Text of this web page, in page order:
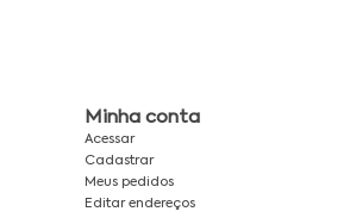
Minha conta
Acessar
Cadastrar
Meus pedidos
Editar endereços